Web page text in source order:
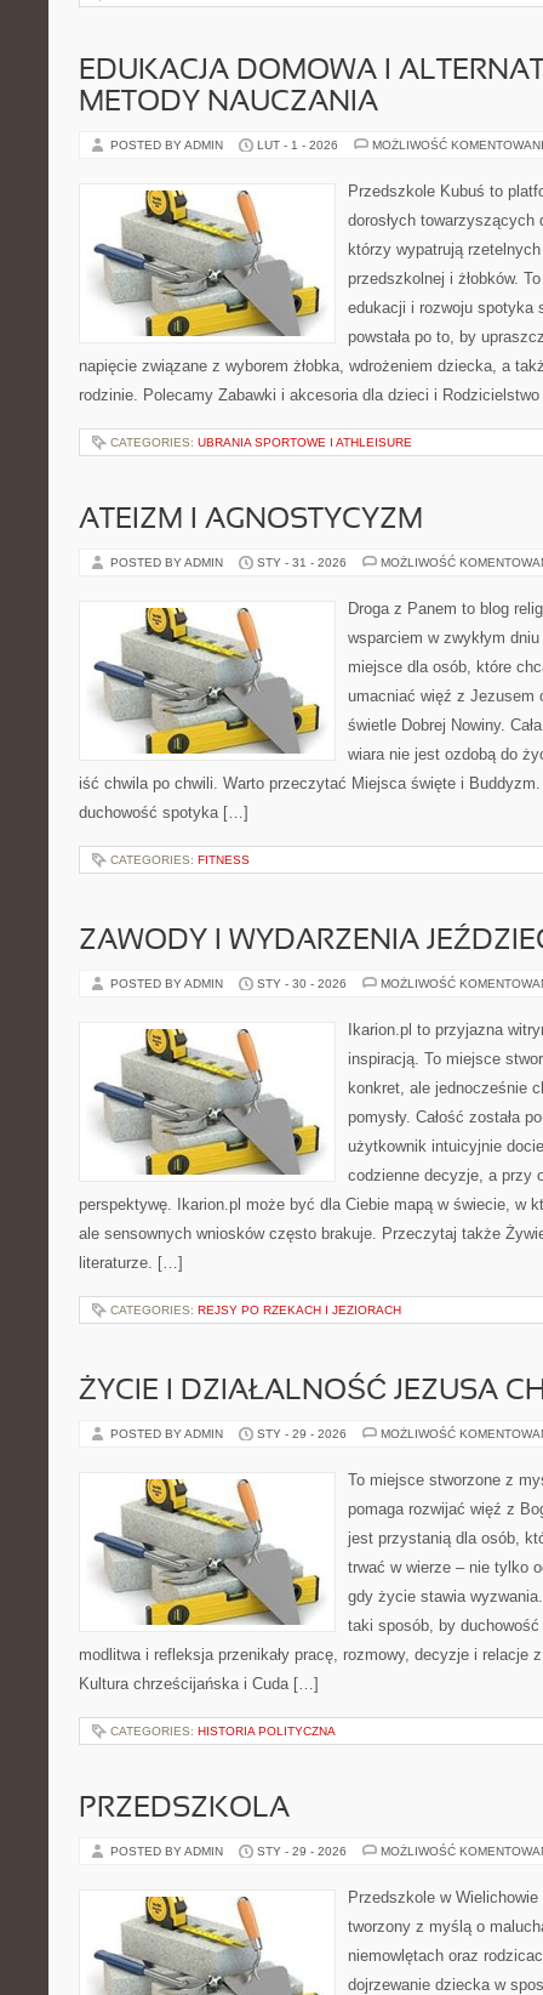
EDUKACJA DOMOWA I
METODY NAUCZANIA
POSTED BY ADMIN LUT - 1 - 2026 MOŻLIWOŚĆ
Przedszkole Kubuś to
dorosłych
którzy wypatrują
przedszkolnej i żłobków.
edukacji i rozwoju spotyka
powstała po to, by
napięcie związane z wyborem żłobka, wdrożeniem dziecka, a
rodzinie. Polecamy Zabawki i akcesoria dla dzieci i
CATEGORIES: UBRANIA SPORTOWE I ATHLEISURE
ATEIZM I AGNOSTYCYZM
POSTED BY ADMIN STY - 31 - 2026 MOŻLIWOŚĆ
Droga z Panem to blog
wsparciem w zwykłym
miejsce dla osób, które
umacniać więź z Jezusem
świetle Dobrej Nowiny.
wiara nie jest ozdobą do
iść chwila po chwili. Warto przeczytać Miejsca święte i
duchowość spotyka […]
CATEGORIES: FITNESS
ZAWODY I WYDARZENIA
POSTED BY ADMIN STY - 30 - 2026 MOŻLIWOŚĆ
Ikarion.pl to przyjazna
inspiracją. To miejsce
konkret, ale jednocześnie
pomysły. Całość została
użytkownik intuicyjnie
codzienne decyzje, a przy
perspektywę. Ikarion.pl może być dla Ciebie mapą w świecie, w
ale sensownych wniosków często brakuje. Przeczytaj także
literaturze. […]
CATEGORIES: REJSY PO RZEKACH I JEZIORACH
ŻYCIE I DZIAŁALNOŚĆ JEZUSA
POSTED BY ADMIN STY - 29 - 2026 MOŻLIWOŚĆ
To miejsce stworzone z
pomaga rozwijać więź z
jest przystanią dla osób,
trwać w wierze – nie tylko
gdy życie stawia
taki sposób, by duchowość
modlitwa i refleksja przenikały pracę, rozmowy, decyzje i relacje
Kultura chrześcijańska i Cuda […]
CATEGORIES: HISTORIA POLITYCZNA
PRZEDSZKOLA
POSTED BY ADMIN STY - 29 - 2026 MOŻLIWOŚĆ
Przedszkole w
tworzony z myślą o
niemowlętach oraz
dojrzewanie dziecka w